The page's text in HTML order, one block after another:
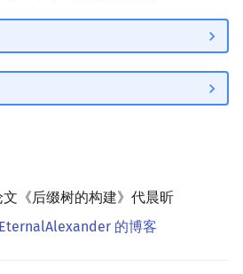
文《后缀树的构建》代晨昕
的博客